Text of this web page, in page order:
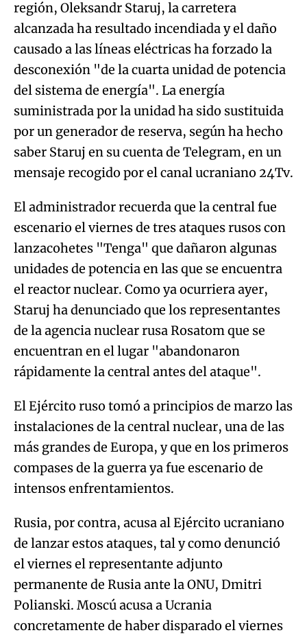
región, Oleksandr Staruj, la carretera
alcanzada ha resultado incendiada y el daño
causado a las líneas eléctricas ha forzado la
desconexión "de la cuarta unidad de potencia
del sistema de energía". La energía
suministrada por la unidad ha sido sustituida
por un generador de reserva, según ha hecho
saber Staruj en su cuenta de Telegram, en un
mensaje recogido por el canal ucraniano 24Tv.
El administrador recuerda que la central fue
escenario el viernes de tres ataques rusos con
lanzacohetes "Tenga" que dañaron algunas
unidades de potencia en las que se encuentra
el reactor nuclear. Como ya ocurriera ayer,
Staruj ha denunciado que los representantes
de la agencia nuclear rusa Rosatom que se
encuentran en el lugar "abandonaron
rápidamente la central antes del ataque".
El Ejército ruso tomó a principios de marzo las
instalaciones de la central nuclear, una de las
más grandes de Europa, y que en los primeros
compases de la guerra ya fue escenario de
intensos enfrentamientos.
Rusia, por contra, acusa al Ejército ucraniano
de lanzar estos ataques, tal y como denunció
el viernes el representante adjunto
permanente de Rusia ante la ONU, Dmitri
Polianski. Moscú acusa a Ucrania
concretamente de haber disparado el viernes